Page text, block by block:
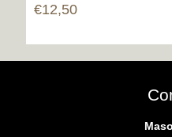
5.00
€12,50